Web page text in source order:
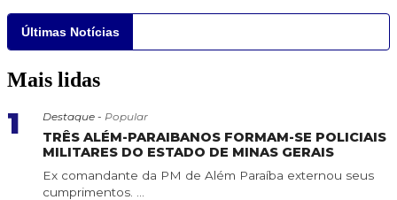
Últimas Notícias
Mais lidas
1 Destaque - Popular
TRÊS ALÉM-PARAIBANOS FORMAM-SE POLICIAIS
MILITARES DO ESTADO DE MINAS GERAIS
Ex comandante da PM de Além Paraíba externou seus
cumprimentos. ...